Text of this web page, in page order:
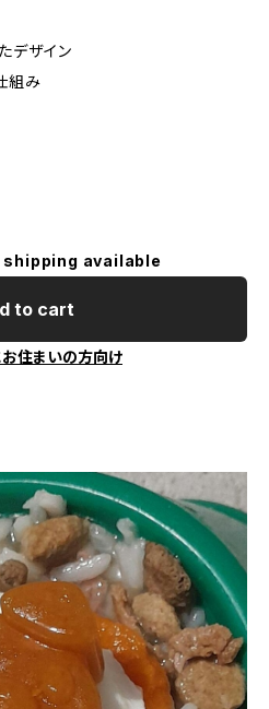
デザイン
組み
available
to cart
住まいの方向け